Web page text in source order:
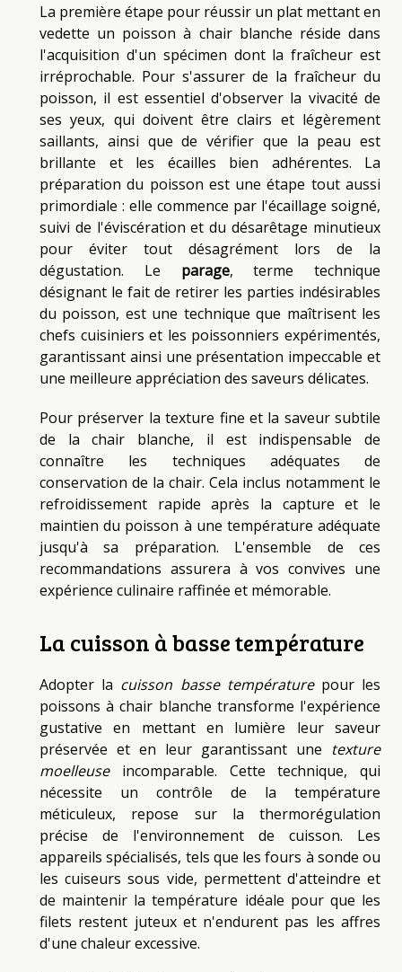
La première étape pour réussir un plat mettant en
vedette un poisson à chair blanche réside dans
l'acquisition d'un spécimen dont la fraîcheur est
irréprochable. Pour s'assurer de la fraîcheur du
poisson, il est essentiel d'observer la vivacité de
ses yeux, qui doivent être clairs et légèrement
saillants, ainsi que de vérifier que la peau est
brillante et les écailles bien adhérentes. La
préparation du poisson est une étape tout aussi
primordiale : elle commence par l'écaillage soigné,
suivi de l'éviscération et du désarêtage minutieux
pour éviter tout désagrément lors de la
dégustation. Le parage, terme technique
désignant le fait de retirer les parties indésirables
du poisson, est une technique que maîtrisent les
chefs cuisiniers et les poissonniers expérimentés,
garantissant ainsi une présentation impeccable et
une meilleure appréciation des saveurs délicates.
Pour préserver la texture fine et la saveur subtile
de la chair blanche, il est indispensable de
connaître les techniques adéquates de
conservation de la chair. Cela inclus notamment le
refroidissement rapide après la capture et le
maintien du poisson à une température adéquate
jusqu'à sa préparation. L'ensemble de ces
recommandations assurera à vos convives une
expérience culinaire raffinée et mémorable.
La cuisson à basse température
Adopter la cuisson basse températurepour les
poissons à chair blanche transforme l'expérience
gustative en mettant en lumière leur saveur
préservée et en leur garantissant une texture
moelleuseincomparable. Cette technique, qui
nécessite un contrôle de la température
méticuleux, repose sur la thermorégulation
précise de l'environnement de cuisson. Les
appareils spécialisés, tels que les fours à sonde ou
les cuiseurs sous vide, permettent d'atteindre et
de maintenir la température idéale pour que les
filets restent juteux et n'endurent pas les affres
d'une chaleur excessive.